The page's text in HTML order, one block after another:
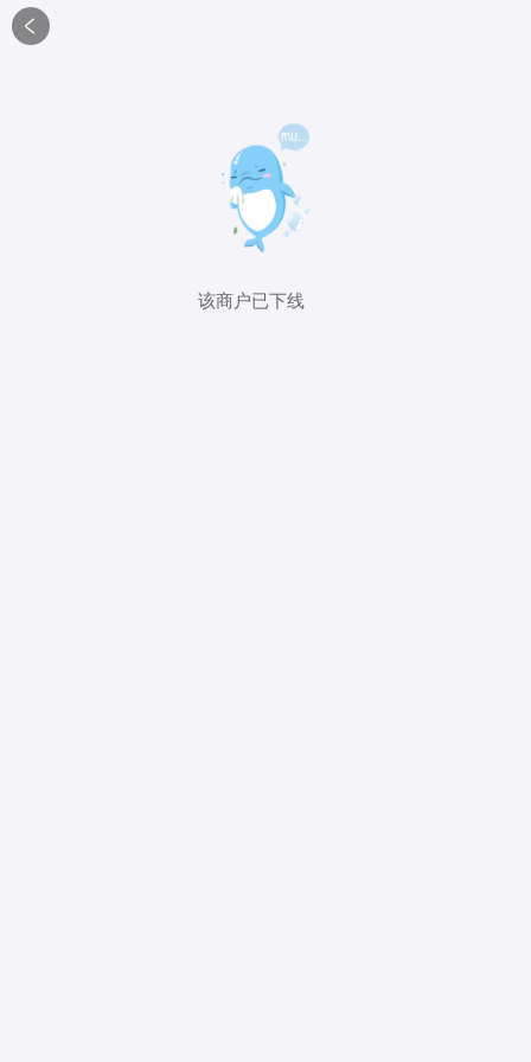

该商户已下线